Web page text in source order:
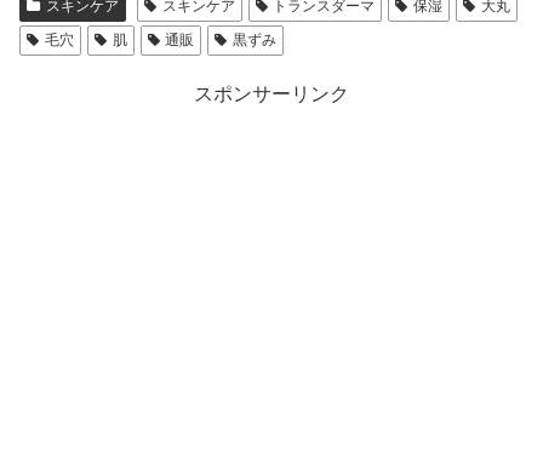
スキンケア スキンケア トランスダーマ 保湿
大丸
毛穴
肌 通販 黒ずみ
スポンサーリンク